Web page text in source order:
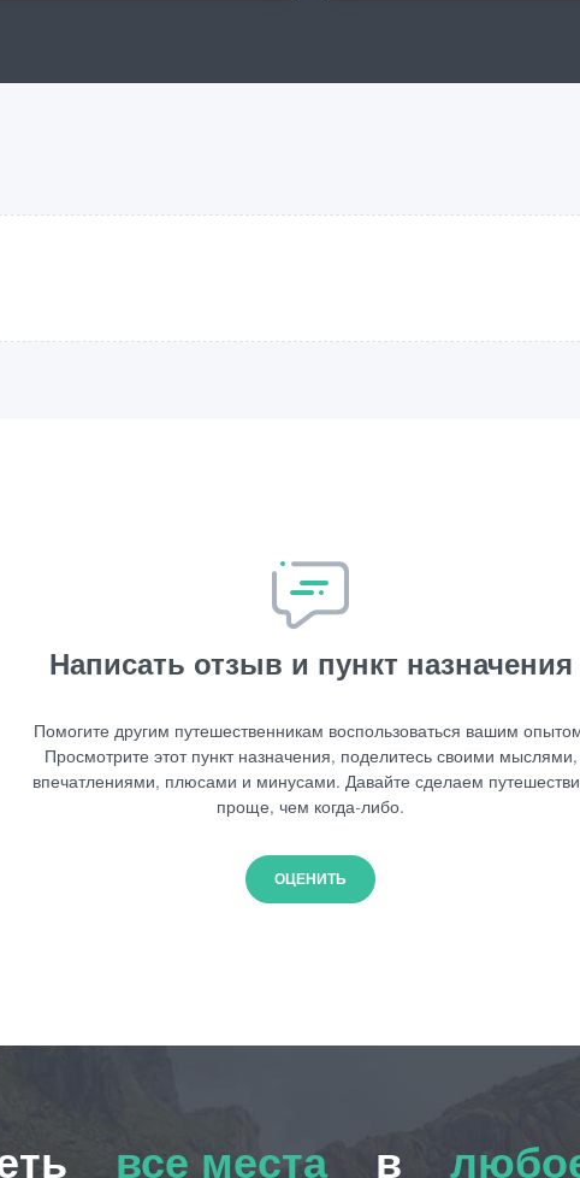
Написать отзыв и пункт назначения
Помогите другим путешественникам воспользоваться вашим
Просмотрите этот пункт назначения, поделитесь своими мыслями,
впечатлениями, плюсами и минусами. Давайте сделаем
проще, чем когда-либо.
ОЦЕНИТЬ
все места
все места в любое